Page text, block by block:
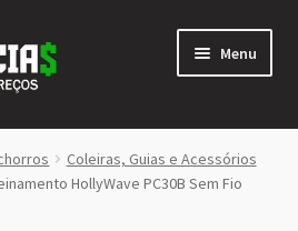
Menu
Coleiras, Guias e Acessórios
HollyWave PC30B Sem Fio